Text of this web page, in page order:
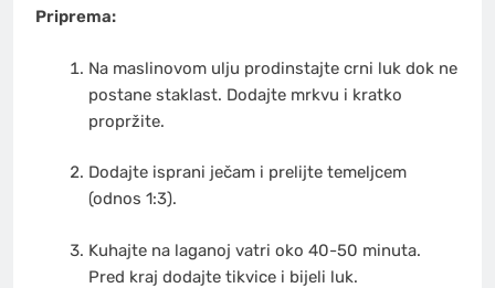
Priprema:
Na maslinovom ulju prodinstajte crni luk dok ne
postane staklast. Dodajte mrkvu i kratko
propržite.
Dodajte isprani ječam i prelijte temeljcem
(odnos 1:3).
Kuhajte na laganoj vatri oko 40-50 minuta.
Pred kraj dodajte tikvice i bijeli luk.